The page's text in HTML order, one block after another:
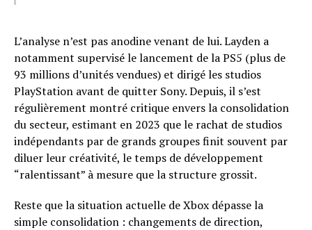
L’analyse n’est pas anodine venant de lui. Layden a
notamment supervisé le lancement de la PS5 (plus de
93 millions d’unités vendues) et dirigé les studios
PlayStation avant de quitter Sony. Depuis, il s’est
régulièrement montré critique envers la consolidation
du secteur, estimant en 2023 que le rachat de studios
indépendants par de grands groupes finit souvent par
diluer leur créativité, le temps de développement
“ralentissant” à mesure que la structure grossit.
Reste que la situation actuelle de Xbox dépasse la
simple consolidation : changements de direction,